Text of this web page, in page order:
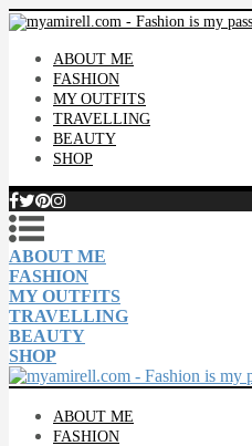
ABOUT ME
FASHION
MY OUTFITS
TRAVELLING
BEAUTY
SHOP
ABOUT ME
FASHION
MY OUTFITS
TRAVELLING
BEAUTY
SHOP
ABOUT ME
FASHION